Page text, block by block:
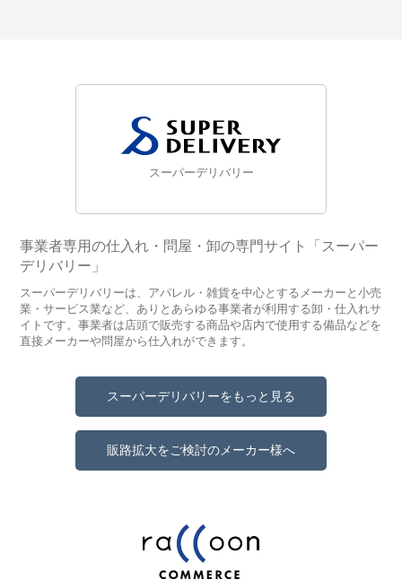
スーパーデリバリー
事業者専用の仕入れ・問屋・卸の専門サイト「スーパー
デリバリー」
スーパーデリバリーは、アパレル・雑貨を中心とするメーカーと小売
業・サービス業など、ありとあらゆる事業者が利用する卸・仕入れサ
イトです。事業者は店頭で販売する商品や店内で使用する備品などを
直接メーカーや問屋から仕入れができます。
スーパーデリバリーをもっと見る
販路拡大をご検討のメーカー様へ